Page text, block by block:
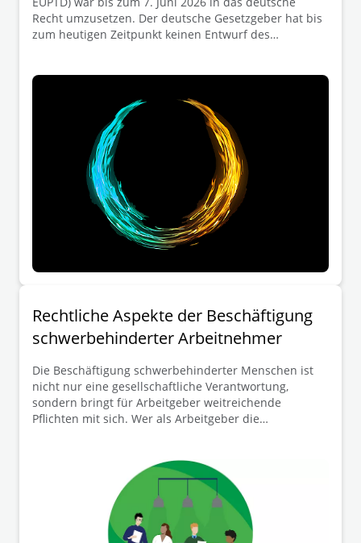
Recht umzusetzen. Der deutsche Gesetzgeber hat bis
zum heutigen Zeitpunkt keinen Entwurf des
im Entgelttransparenzgesetz (EntgTranspG I) vorsehen
wird) vorgelegt. Wir haben die wesentlichen
arbeitsrechtlichen Folgen der nicht fristgemäßen
Umsetzung in unserem EUPTD-Client Alert 05/2026
(https://www.deloittelegal.de/dl/de/services/legal/pers
pectives/client-alert-anwendung-der-euptd.html)
erörtert. In unserem zur EUPTD zuletzt am 3. Juni 2026
durchgeführten Webcast (Link zur Präsentation:
https://www.deloittelegal.de/dl/de/services/legal/pers
pectives/archiv-deloitte-legal-update-webcasts.html?
icid=top_archiv-deloitte-legal-update-webcasts)
Folgefragen gestellt, die wir in einer Auswahl in
Rechtliche Aspekte der Beschäftigung
schwerbehinderter Arbeitnehmer
Die Beschäftigung schwerbehinderter Menschen ist
nicht nur eine gesellschaftliche Verantwortung,
sondern bringt für Arbeitgeber weitreichende
Pflichten mit sich. Wer als Arbeitgeber die
Schadensersatzforderungen. Zudem wird die
berufliche Teilhabe schwerbehinderter Arbeitnehmer
durch unterschiedliche Stellen gefördert; Arbeitgeber
sollten sich mit den Fördermöglichkeiten vertraut
machen und diese nutzen.